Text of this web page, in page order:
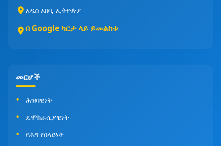
አዲስ አበባ, ኢትዮጵያ
በ Google ካርታ ላይ ይመልከቱ
መርሆች
ሕዝባዊነት
ዴሞክራሲያዊነት
የሕግ የበላይነት